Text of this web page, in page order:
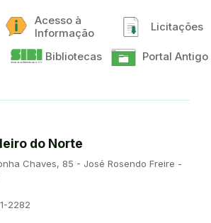
Acesso à
Informação
Licitações
Bibliotecas Portal Antigo
do Norte
Chaves, 85 - José Rosendo Freire -
2282